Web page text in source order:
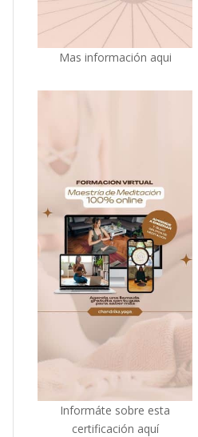
Mas información aqui
Informáte sobre esta
certificación aquí